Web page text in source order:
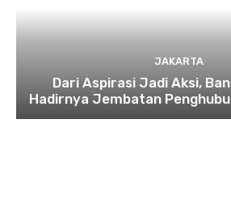
JAKARTA
Dari Aspirasi Jadi Aksi,
Hadirnya Jembatan